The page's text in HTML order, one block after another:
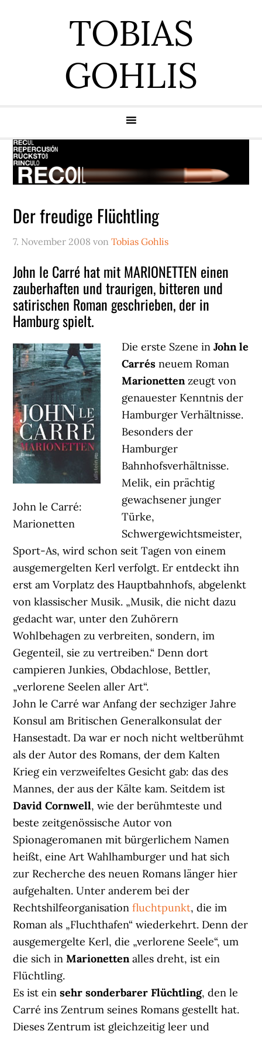
TOBIAS
GOHLIS
Der freudige Flüchtling
7. November 2008 vonTobias Gohlis
John le Carré hat mit MARIONETTEN einen
zauberhaften und traurigen, bitteren und
satirischen Roman geschrieben, der in
Hamburg spielt.
John le Carré:
Marionetten
Die erste Szene inJohn le
Carrés neuem Roman
Marionettenzeugt von
genauester Kenntnis der
Hamburger Verhältnisse.
Besonders der
Hamburger
Bahnhofsverhältnisse.
Melik, ein prächtig
gewachsener junger
Türke,
Schwergewichtsmeister,
Sport-As, wird schon seit Tagen von einem
ausgemergelten Kerl verfolgt. Er entdeckt ihn
erst am Vorplatz des Hauptbahnhofs, abgelenkt
von klassischer Musik. „Musik, die nicht dazu
gedacht war, unter den Zuhörern
Wohlbehagen zu verbreiten, sondern, im
Gegenteil, sie zu vertreiben.“ Denn dort
campieren Junkies, Obdachlose, Bettler,
„verlorene Seelen aller Art“.
John le Carré war Anfang der sechziger Jahre
Konsul am Britischen Generalkonsulat der
Hansestadt. Da war er noch nicht weltberühmt
als der Autor des Romans, der dem Kalten
Krieg ein verzweifeltes Gesicht gab: das des
Mannes, der aus der Kälte kam. Seitdem ist
David Cornwell, wie der berühmteste und
beste zeitgenössische Autor von
Spionageromanen mit bürgerlichem Namen
heißt, eine Art Wahlhamburger und hat sich
zur Recherche des neuen Romans länger hier
aufgehalten. Unter anderem bei der
Rechtshilfeorganisationfluchtpunkt, die im
Roman als „Fluchthafen“ wiederkehrt. Denn der
ausgemergelte Kerl, die „verlorene Seele“, um
die sich inMarionettenalles dreht, ist ein
Flüchtling.
Es ist einsehr sonderbarer Flüchtling, den le
Carré ins Zentrum seines Romans gestellt hat.
Dieses Zentrum ist gleichzeitig leer und